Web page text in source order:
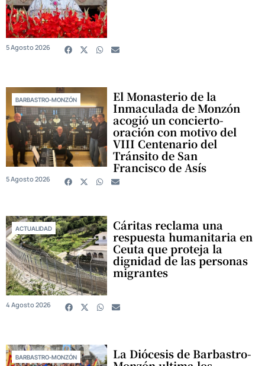
5 Agosto 2026
BARBASTRO-MONZÓN El Monasterio de la
Inmaculada de Monzón
acogió un concierto-
oración con motivo del
VIII Centenario del
Tránsito de San
Francisco de Asís
5 Agosto 2026
ACTUALIDAD Cáritas reclama una
respuesta humanitaria en
Ceuta que proteja la
dignidad de las personas
migrantes
4 Agosto 2026
BARBASTRO-MONZÓN La Diócesis de Barbastro-